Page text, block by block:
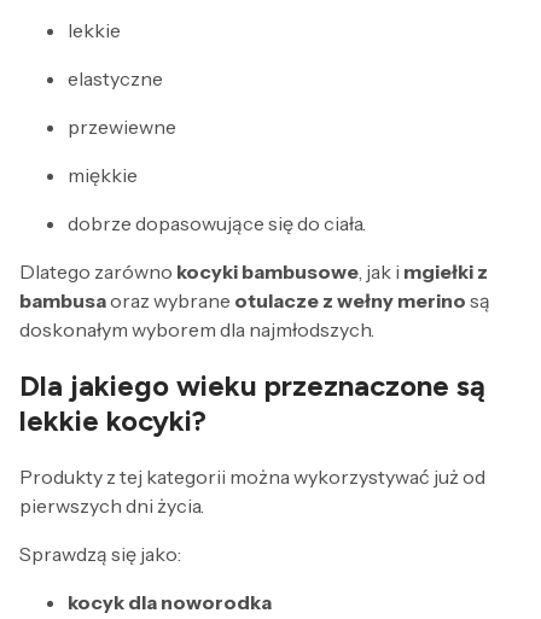
lekkie
elastyczne
przewiewne
miękkie
dobrze dopasowujące się do ciała.
Dlatego zarówno kocyki bambusowe, jak i mgiełki z
bambusaoraz wybrane otulacze z wełny merino są
doskonałym wyborem dla najmłodszych.
Dla jakiego wieku przeznaczone są
lekkie kocyki?
Produkty z tej kategorii można wykorzystywać już od
pierwszych dni życia.
Sprawdzą się jako:
kocyk dla noworodka